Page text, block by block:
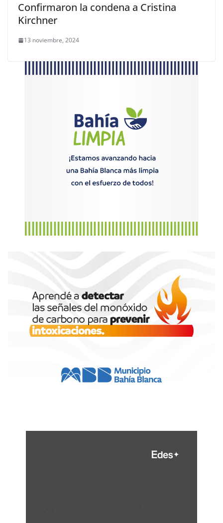
Confirmaron la condena a Cristina
Kirchner
13 noviembre, 2024